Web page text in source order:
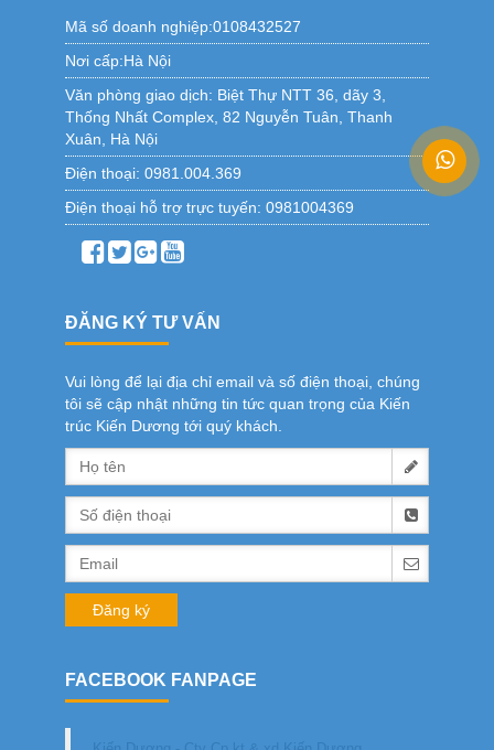
Mã số doanh nghiệp:0108432527
Nơi cấp:Hà Nội
Văn phòng giao dịch: Biệt Thự NTT 36, dãy 3,
Thống Nhất Complex, 82 Nguyễn Tuân, Thanh
Xuân, Hà Nội
Điện thoại: 0981.004.369
Điện thoại hỗ trợ trực tuyến: 0981004369
ĐĂNG KÝ TƯ VẤN
Vui lòng để lại địa chỉ email và số điện thoại, chúng
tôi sẽ cập nhật những tin tức quan trọng của Kiến
trúc Kiến Dương tới quý khách.
FACEBOOK FANPAGE